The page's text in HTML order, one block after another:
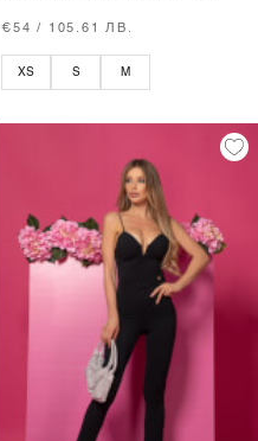
€54 / 105.61 ЛВ.
XS S M